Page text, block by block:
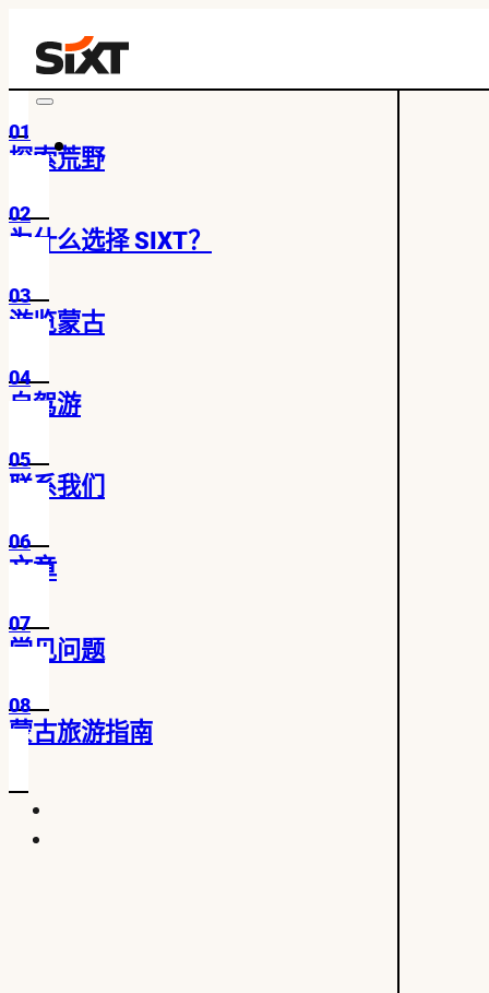
01
探索荒野
02
为什么选择 SIXT？
03
游览蒙古
04
自驾游
05
联系我们
06
文章
07
常见问题
08
蒙古旅游指南